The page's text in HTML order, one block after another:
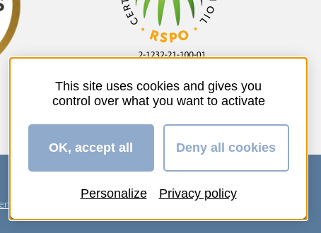
This site uses cookies and gives you
control over what you want to activate
OK, accept all Deny all cookies
Personalize Privacy policy